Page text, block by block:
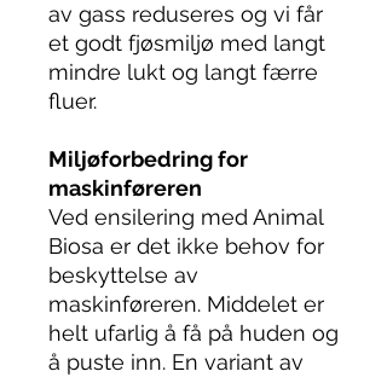
av gass reduseres og vi får
et godt fjøsmiljø med langt
mindre lukt og langt færre
fluer.
Miljøforbedring for
maskinføreren
Ved ensilering med Animal
Biosa er det ikke behov for
beskyttelse av
maskinføreren. Middelet er
helt ufarlig å få på huden og
å puste inn. En variant av